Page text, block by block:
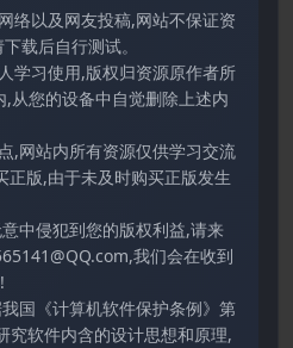
络以及网友投稿,网站不保证资
载后自行测试。
学习使用,版权归资源原作者所
从您的设备中自觉删除上述内
,网站内所有资源仅供学习交流
正版,由于未及时购买正版发生
中侵犯到您的版权利益,请来
我们会在收到
国《计算机软件保护条例》第
究软件内含的设计思想和原理,